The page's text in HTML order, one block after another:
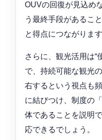
OUVの回復が見込め
う最終手段があるこ
と得点につながります
さらに、観光活用は“
で、持続可能な観光
右するという視点も
に結びつけ、制度の
体であることを説明
応できるでしょう。